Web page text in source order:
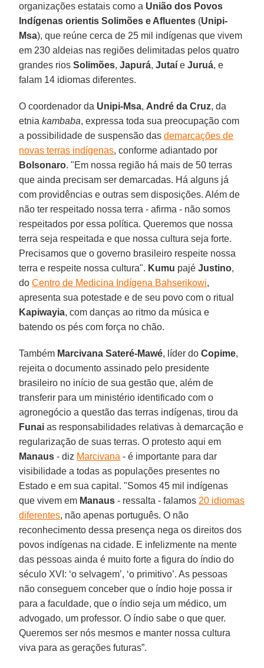
organizações estatais como a União dos Povos
Indígenas orientis Solimões e Afluentes (Unipi-
Msa), que reúne cerca de 25 mil indígenas que vivem
em 230 aldeias nas regiões delimitadas pelos quatro
grandes riosSolimões,Japurá,Jutaí eJuruá, e
falam 14 idiomas diferentes.
O coordenador da Unipi-Msa, André da Cruz, da
etniakambaba, expressa toda sua preocupação com
a possibilidade de suspensão dasdemarcações de
novas terras indígenas, conforme adiantado por
Bolsonaro. "Em nossa região há mais de 50 terras
que ainda precisam ser demarcadas. Há alguns já
com providências e outras sem disposições. Além de
não ter respeitado nossa terra - afirma - não somos
respeitados por essa política. Queremos que nossa
terra seja respeitada e que nossa cultura seja forte.
Precisamos que o governo brasileiro respeite nossa
terra e respeite nossa cultura". Kumu pajéJustino,
doCentro de Medicina Indígena Bahserikowi,
apresenta sua potestade e de seu povo com o ritual
Kapiwayia, com danças ao ritmo da música e
batendo os pés com força no chão.
Também Marcivana Sateré-Mawé, líder doCopime,
rejeita o documento assinado pelo presidente
brasileiro no início de sua gestão que, além de
transferir para um ministério identificado com o
agronegócio a questão das terras indígenas, tirou da
Funai as responsabilidades relativas à demarcação e
regularização de suas terras. O protesto aqui em
Manaus - diz Marcivana - é importante para dar
visibilidade a todas as populações presentes no
Estado e em sua capital. "Somos 45 mil indígenas
que vivem em Manaus - ressalta - falamos 20 idiomas
diferentes, não apenas português. O não
reconhecimento dessa presença nega os direitos dos
povos indígenas na cidade. E infelizmente na mente
das pessoas ainda é muito forte a figura do índio do
século XVI: ‘o selvagem’, ‘o primitivo’. As pessoas
não conseguem conceber que o índio hoje possa ir
para a faculdade, que o índio seja um médico, um
advogado, um professor. O índio sabe o que quer.
Queremos ser nós mesmos e manter nossa cultura
viva para as gerações futuras”.